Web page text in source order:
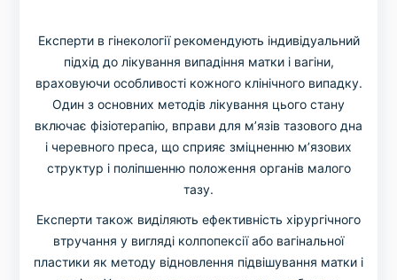
Експерти в гінекології рекомендують індивідуальний
підхід до лікування випадіння матки і вагіни,
враховуючи особливості кожного клінічного випадку.
Один з основних методів лікування цього стану
включає фізіотерапію, вправи для м’язів тазового дна
і черевного преса, що сприяє зміцненню м’язових
структур і поліпшенню положення органів малого
тазу.
Експерти також виділяють ефективність хірургічного
втручання у вигляді колпопексії або вагінальної
пластики як методу відновлення підвішування матки і